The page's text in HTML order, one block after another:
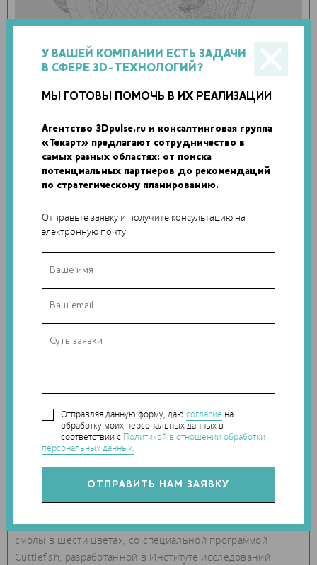
У ВАШЕЙ КОМПАНИИ ЕСТЬ ЗАДАЧИ
В СФЕРЕ 3D-ТЕХНОЛОГИЙ?
МЫ ГОТОВЫ ПОМОЧЬ В ИХ РЕАЛИЗАЦИИ
Агентство 3Dpulse.ru и консалтинговая группа
«Текарт» предлагают сотрудничество в
самых разных областях: от поиска
потенциальных партнеров до рекомендаций
по стратегическому планированию.
Отправьте заявку и получите консультацию на
электронную почту.
Отправляя данную форму, даюсогласие на
обработку моих персональных данных в
соответствии с Политикой в отношении обработки
персональных данных.
Помимо разнообразных декораций мультфильма
«Потерянное звено», с помощью технологий 3D-печати
эмоции персонажей будут выглядеть реалистичнее, чем
когда-либо в кукольной мультипликации. Например, в
одном из кадров можно видеть, что губы персонажа
слипаются, как будто они высохли. Этот момент получился
настолько тонким, что специалисты Laika по
потом его вернули в фильм. Такое количество мелких
аниматоры постоянно меняют маски кукол – именно
выглядят живыми.
Для производства деталей с высоким разрешением в Laika
использовали 3D-принтер Stratasys J750, печатающий из
смолы в шести цветах, со специальной программой
Cuttlefish, разработанной в Институте исследований